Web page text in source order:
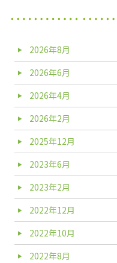
2026年8月
2026年6月
2026年4月
2026年2月
2025年12月
2023年6月
2023年2月
2022年12月
2022年10月
2022年8月